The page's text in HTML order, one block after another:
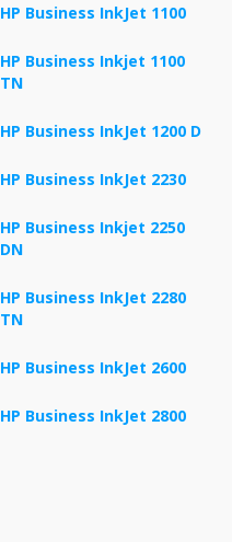
HP Business InkJet 1100
HP Business Inkjet 1100
TN
HP Business InkJet 1200 D
HP Business InkJet 2230
HP Business Inkjet 2250
DN
HP Business InkJet 2280
TN
HP Business InkJet 2600
HP Business InkJet 2800